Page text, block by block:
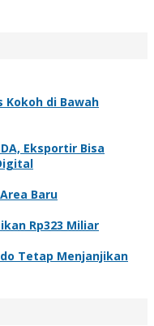
Kokoh di Bawah
Eksportir Bisa
Baru
Rp323 Miliar
Tetap Menjanjikan